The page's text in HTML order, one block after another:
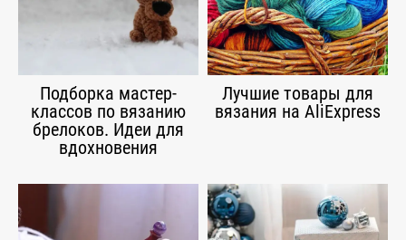
Подборка мастер-
классов по вязанию
брелоков. Идеи для
вдохновения
Лучшие товары для
вязания на AliExpress